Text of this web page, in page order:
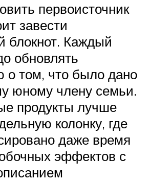
первоисточник
завести
блокнот. Каждый
обновлять
том, что было дано
юному члену семьи.
продукты лучше
колонку, где
даже время
эффектов с